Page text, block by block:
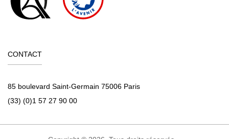
CONTACT
85 boulevard Saint-Germain 75006 Paris
(33) (0)1 57 27 90 00